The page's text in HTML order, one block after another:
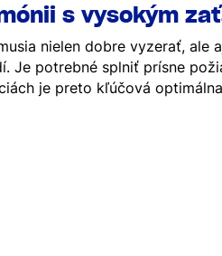
s vysokým
nielen dobre vyzerať,
Je potrebné splniť prísne
je preto kľúčová